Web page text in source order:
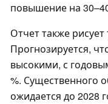
повышение на
Отчет также
Прогнозируется,
высокими, с
%. Существенного
ожидается до 2028